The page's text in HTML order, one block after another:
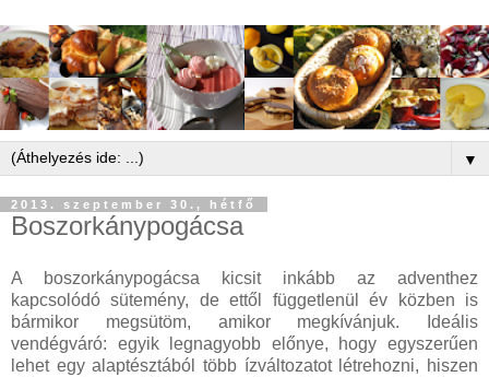
▼
2013. szeptember 30., hétfő
Boszorkánypogácsa
A boszorkánypogácsa kicsit inkább az adventhez
kapcsolódó sütemény, de ettől függetlenül év közben is
bármikor megsütöm, amikor megkívánjuk. Ideális
vendégváró: egyik legnagyobb előnye, hogy egyszerűen
lehet egy alaptésztából több ízváltozatot létrehozni, hiszen